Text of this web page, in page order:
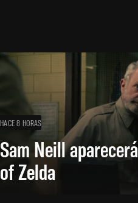
HACE 8 HORAS
Sam Neill
of Zelda